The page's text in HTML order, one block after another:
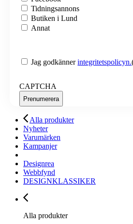
Tidningsannons
Butiken i Lund
Annat
Samtycke(Obligatoriskt)
Jag godkännerintegritetspolicyn.
CAPTCHA
Alla produkter
Nyheter
Varumärken
Kampanjer
Designrea
Webbfynd
DESIGNKLASSIKER
Alla produkter